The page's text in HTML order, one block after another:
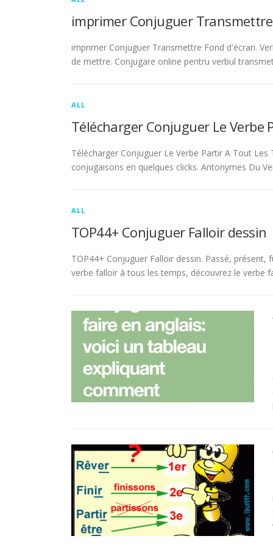
imprimer Conjuguer
imprimer Conjuguer Transmettre Fond d'écran.
de mettre. Conjugare online pentru verbul
ALL
Télécharger Conjuguer Le Verbe
Télécharger Conjuguer Le Verbe Partir A Tout
conjugaisons en quelques clicks. Antonymes Du
ALL
TOP44+ Conjuguer Falloir dessin
TOP44+ Conjuguer Falloir dessin. Passé,
verbe falloir à tous les temps, découvrez le verbe